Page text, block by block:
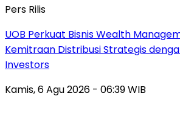
Pers Rilis
UOB Perkuat Bisnis Wealth
Kemitraan Distribusi Strategis
Investors
Kamis, 6 Agu 2026 - 06:39 WIB